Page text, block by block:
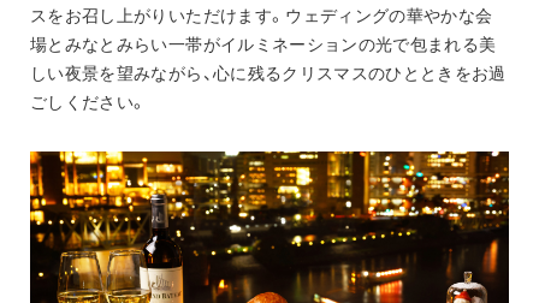
スをお召し上がりいただけます。ウェディングの華やかな会
場とみなとみらい一帯がイルミネーションの光で包まれる美
しい夜景を望みながら、心に残るクリスマスのひとときをお過
ごしください。